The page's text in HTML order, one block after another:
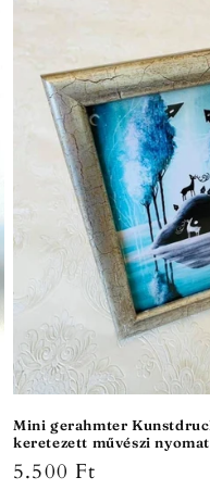
Mini gerahmter
keretezett művészi nyomat
Normaler
5.500 Ft